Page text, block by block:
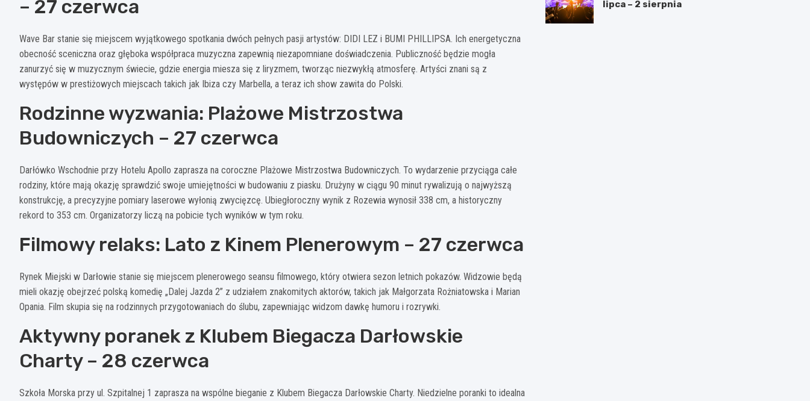
– 27 czerwca
Wave Bar stanie się miejscem wyjątkowego spotkania dwóch pełnych pasji artystów: DIDI LEZ i BUMI PHILLIPSA. Ich energetyczna
obecność sceniczna oraz głęboka współpraca muzyczna zapewnią niezapomniane doświadczenia. Publiczność będzie mogła
zanurzyć się w muzycznym świecie, gdzie energia miesza się z liryzmem, tworząc niezwykłą atmosferę. Artyści znani są z
występów w prestiżowych miejscach takich jak Ibiza czy Marbella, a teraz ich show zawita do Polski.
Rodzinne wyzwania: Plażowe Mistrzostwa
Budowniczych – 27 czerwca
Darłówko Wschodnie przy Hotelu Apollo zaprasza na coroczne Plażowe Mistrzostwa Budowniczych. To wydarzenie przyciąga całe
rodziny, które mają okazję sprawdzić swoje umiejętności w budowaniu z piasku. Drużyny w ciągu 90 minut rywalizują o najwyższą
konstrukcję, a precyzyjne pomiary laserowe wyłonią zwycięzcę. Ubiegłoroczny wynik z Rozewia wynosił 338 cm, a historyczny
rekord to 353 cm. Organizatorzy liczą na pobicie tych wyników w tym roku.
Filmowy relaks: Lato z Kinem Plenerowym – 27 czerwca
Rynek Miejski w Darłowie stanie się miejscem plenerowego seansu filmowego, który otwiera sezon letnich pokazów. Widzowie będą
mieli okazję obejrzeć polską komedię „Dalej Jazda 2” z udziałem znakomitych aktorów, takich jak Małgorzata Rożniatowska i Marian
Opania. Film skupia się na rodzinnych przygotowaniach do ślubu, zapewniając widzom dawkę humoru i rozrywki.
Aktywny poranek z Klubem Biegacza Darłowskie
Charty – 28 czerwca
Szkoła Morska przy ul. Szpitalnej 1 zaprasza na wspólne bieganie z Klubem Biegacza Darłowskie Charty. Niedzielne poranki to idealna
lipca – 2 sierpnia